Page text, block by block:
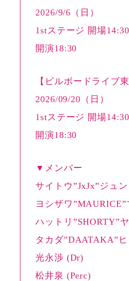
2026/9/6（日）
1stステージ 開場
開演18:30
【ビルボードライブ
2026/09/20（日）
1stステージ 開場
開演18:30
▼メンバー
サイトウ”JxJx”ジュ
ヨシザワ
ハットリ”SHORTY”
タカダ”DAATAKA”
光永渉 (Dr)
松井泉 (Perc)